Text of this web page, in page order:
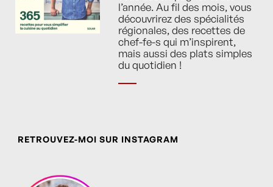
l’année. Au fil des mois, vous
découvrirez des spécialités
régionales, des recettes de
chef-fe-s qui m’inspirent,
mais aussi des plats simples
du quotidien !
RETROUVEZ-MOI SUR INSTAGRAM